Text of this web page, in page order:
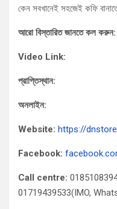
কেন সবখানেই সহজেই কফি
আরো বিস্তারিত জানতে কল
Video Link:
প্রাপ্তিস্থান:
অনলাইন:
Website: https://
Facebook:
Call centre:
01719439533(IMO,